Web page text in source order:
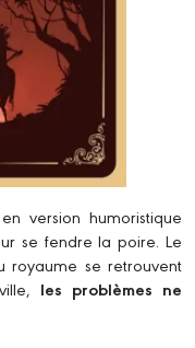
version humoristique
se fendre la poire. Le
royaume se retrouvent
les problèmes ne